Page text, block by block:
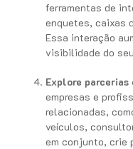
ferramentas de
enquetes, caixas
Essa interação
visibilidade do
Explore
empresas e
relacionadas,
veículos,
em conjunto, crie